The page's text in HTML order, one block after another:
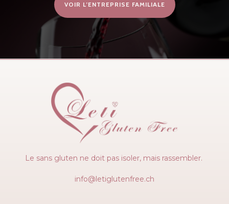
VOIR L’ENTREPRISE FAMILIALE
Le sans gluten ne doit pas isoler, mais rassembler.
info@letiglutenfree.ch